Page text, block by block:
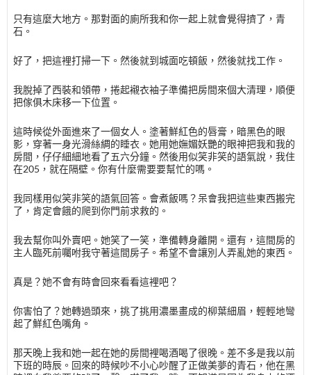
只有這麼大地方。那對面的廁所我和你一起上就會覺得擠了，青
石。
好了，把這裡打掃一下。然後就到城面吃頓飯，然後就找工作。
我脫掉了西裝和領帶，捲起襯衣袖子準備把房間來個大清理，順便
把傢俱木床移一下位置。
這時候從外面進來了一個女人。塗著鮮紅色的唇膏，暗黑色的眼
影，穿著一身光滑絲綢的睡衣。她用她嫵媚妖艷的眼神把我和我的
房間，仔仔細細地看了五六分鐘。然後用似笑非笑的語氣說，我住
在205，就在隔壁。你有什麼需要要幫忙的嗎。
我同樣用似笑非笑的語氣回答。會煮飯嗎？呆會我把這些東西搬完
了，肯定會餓的爬到你門前求救的。
我去幫你叫外賣吧。她笑了一笑，準備轉身離開。還有，這間房的
主人臨死前囑咐我守著這間房子。希望不會讓別人弄亂她的東西。
真是？她不會有時會回來看看這裡吧？
你害怕了？她轉過頭來，挑了挑用濃墨畫成的柳葉細眉，輕輕地彎
起了鮮紅色嘴角。
那天晚上我和她一起在她的房間裡喝酒喝了很晚。差不多是我以前
下班的時辰。回來的時候吵不小心吵醒了正做美夢的青石，他在黑